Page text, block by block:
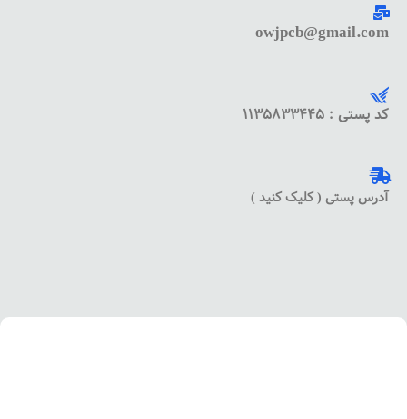
owjpcb@gmail.com
کد پستی : 1135833445
آدرس پستی ( کلیک کنید )